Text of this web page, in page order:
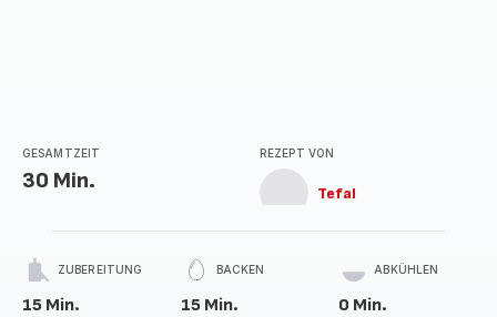
GESAMTZEIT
30 Min.
REZEPT VON
Tefal
ZUBEREITUNG
15 Min.
BACKEN
15 Min.
ABKÜHLEN
0 Min.